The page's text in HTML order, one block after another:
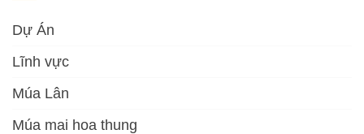
Dự Án
Lĩnh vực
Múa Lân
Múa mai hoa thung